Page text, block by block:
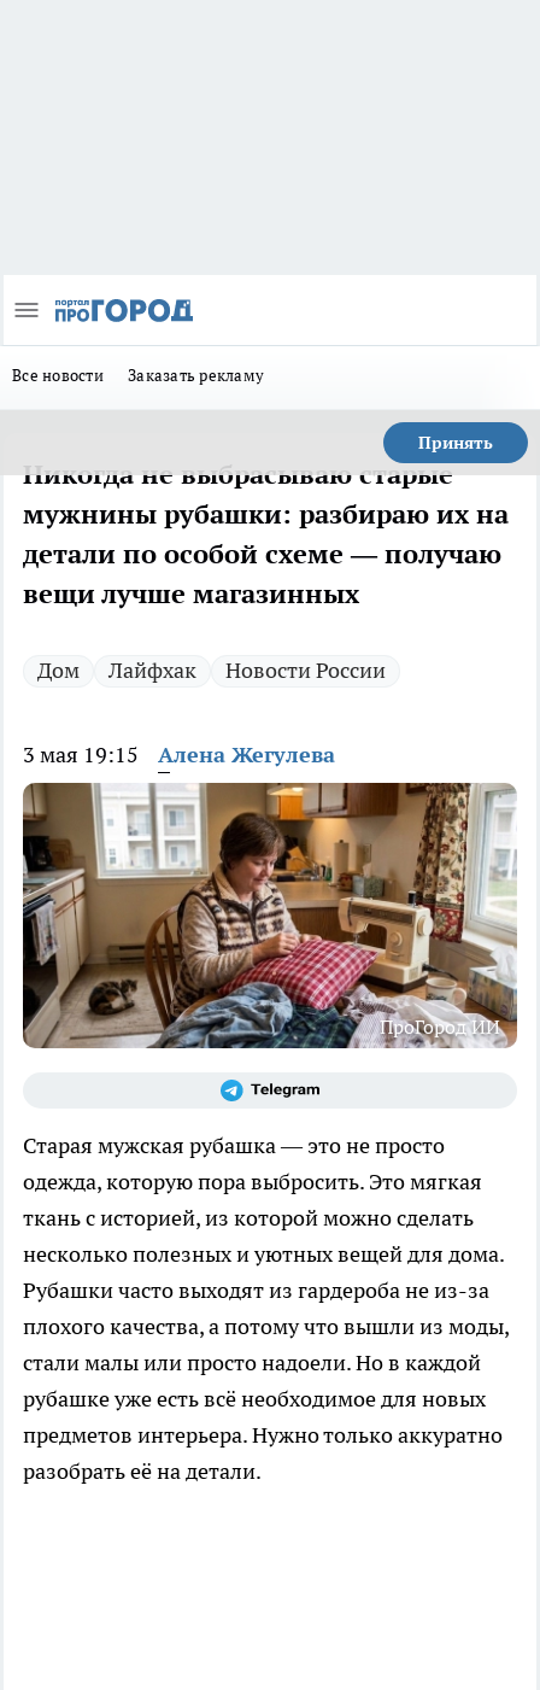
Все новости Заказать рекламу
Принять
Никогда не выбрасываю старые
мужнины рубашки: разбираю их на
детали по особой схеме — получаю
вещи лучше магазинных
Дом Лайфхак Новости России
3 мая 19:15 Алена Жегулева
ПроГород ИИ
Старая мужская рубашка — это не просто
одежда, которую пора выбросить. Это мягкая
ткань с историей, из которой можно сделать
несколько полезных и уютных вещей для дома.
Рубашки часто выходят из гардероба не из-за
плохого качества, а потому что вышли из моды,
стали малы или просто надоели. Но в каждой
рубашке уже есть всё необходимое для новых
предметов интерьера. Нужно только аккуратно
разобрать её на детали.